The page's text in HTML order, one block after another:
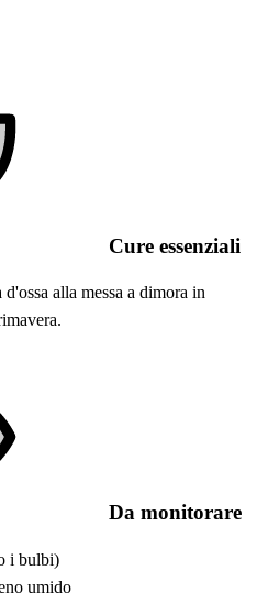
Cure essenziali
alla messa a dimora in
Da monitorare
i bulbi)
umido